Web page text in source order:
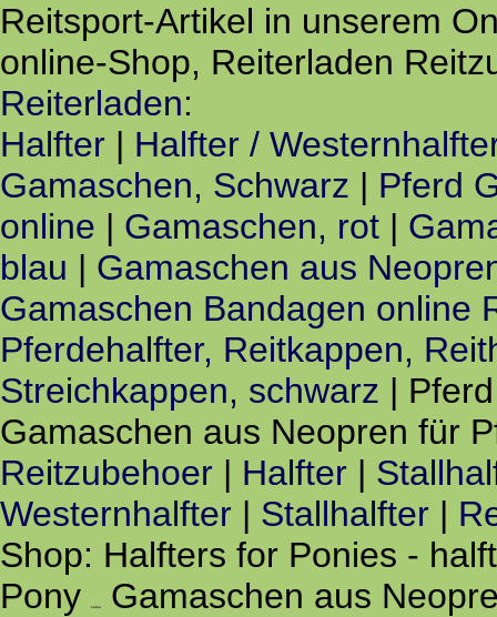
Reitsport-Artikel in unserem
online-Shop, Reiterladen
Reiterladen:
Halfter | Halfter /
Gamaschen, Schwarz | Pferd
online | Gamaschen, rot |
blau | Gamaschen aus
Gamaschen Bandagen online
Pferdehalfter, Reitkappen,
Streichkappen, schwarz |
Gamaschen aus Neopren für
Reitzubehoer | Halfter |
Westernhalfter | Stallhalfter |
Shop: Halfters for Ponies -
Pony
salsa Gamaschen aus